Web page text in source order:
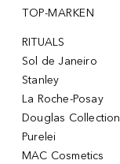
TOP-MARKEN
RITUALS
Sol de Janeiro
Stanley
La Roche-Posay
Douglas Collection
Purelei
MAC Cosmetics